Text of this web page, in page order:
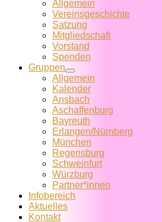
Allgemein
Vereins­geschichte
Satzung
Mitglied­schaft
Vorstand
Spenden
Gruppen
Allgemein
Kalender
Ansbach
Aschaffenburg
Bayreuth
Erlangen/Nürnberg
München
Regensburg
Schweinfurt
Würzburg
Partner*innen
Infobereich
Aktuelles
Kontakt